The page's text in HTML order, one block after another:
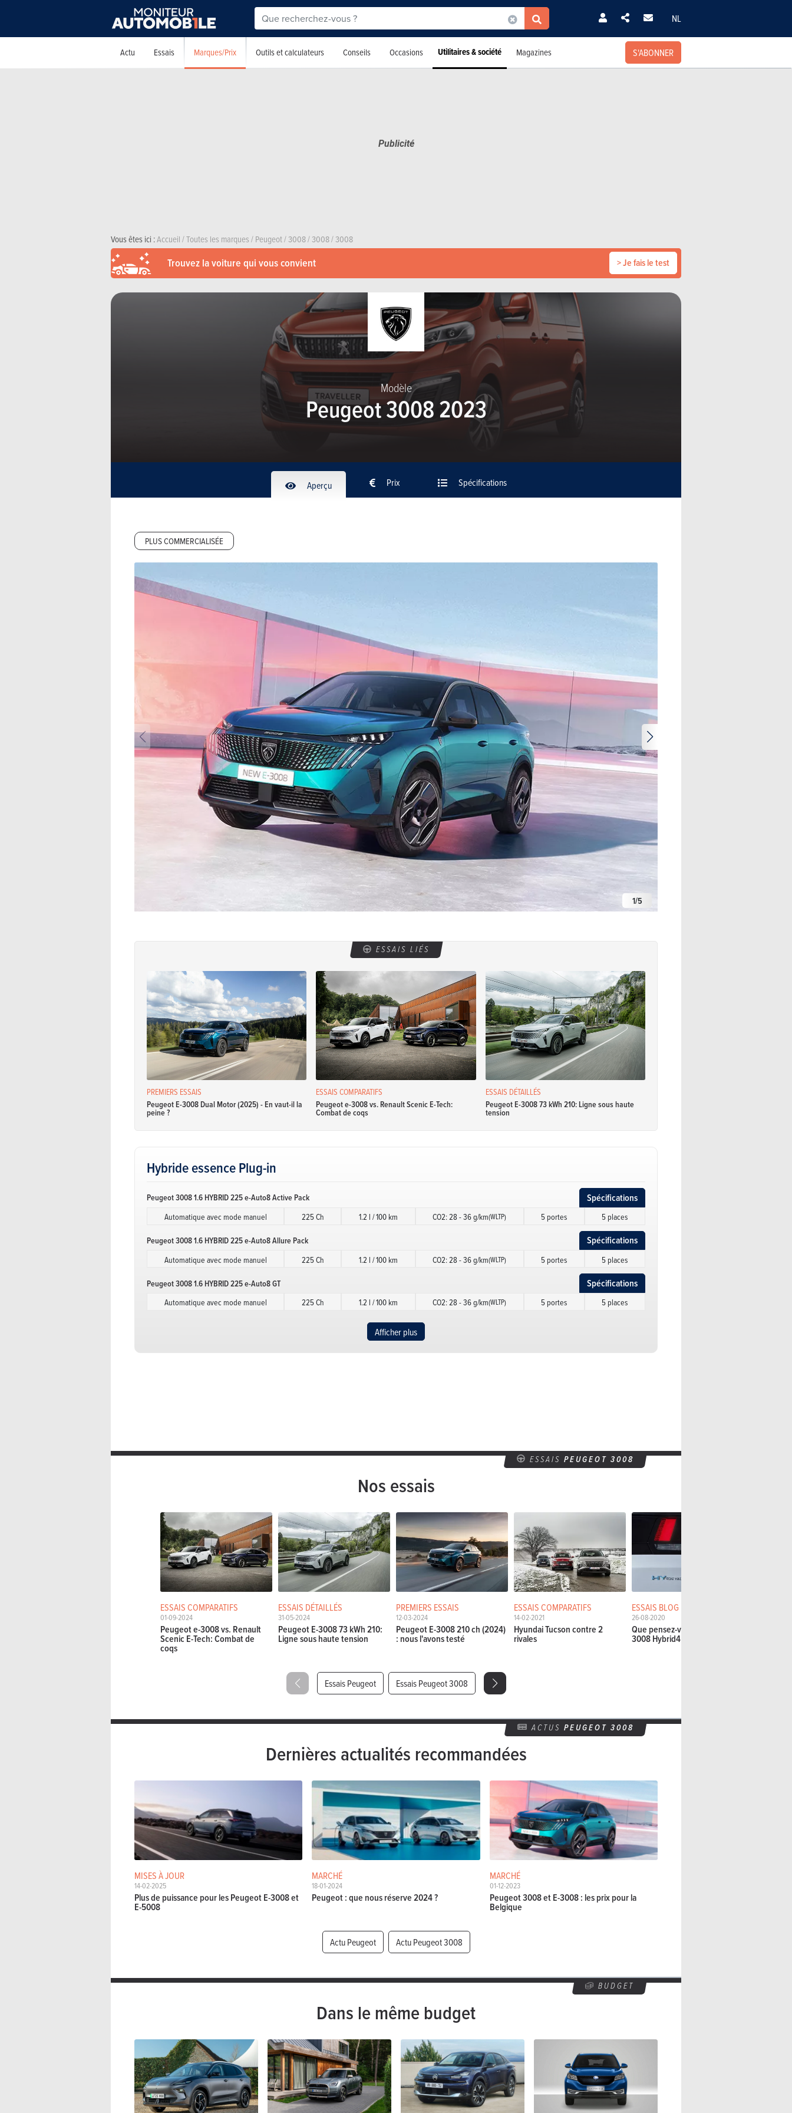
NL
Actu Essais Marques/Prix Outils et calculateurs Conseils Occasions Utilitaires & société Magazines S'ABONNER
Vous êtes ici :Accueil/Toutes les marques/Peugeot/3008/3008/3008
Trouvez la voiture qui vous convient > Je fais le test
Modèle
Peugeot 3008 2023
Aperçu Prix Spécifications
PLUS COMMERCIALISÉE
1/5
ESSAIS LIÉS
PREMIERS ESSAIS
Peugeot E-3008 Dual Motor (2025) - En vaut-il la
peine ?
ESSAIS COMPARATIFS
Peugeot e-3008 vs. Renault Scenic E-Tech:
Combat de coqs
ESSAIS DÉTAILLÉS
Peugeot E-3008 73 kWh 210: Ligne sous haute
tension
Hybride essence Plug-in
Peugeot 3008 1.6 HYBRID 225 e-Auto8 Active Pack Spécifications
Automatique avec mode manuel 225 Ch 1.2 l / 100 km CO2: 28 - 36 g/km(WLTP) 5 portes 5 places
Peugeot 3008 1.6 HYBRID 225 e-Auto8 Allure Pack Spécifications
Automatique avec mode manuel 225 Ch 1.2 l / 100 km CO2: 28 - 36 g/km(WLTP) 5 portes 5 places
Peugeot 3008 1.6 HYBRID 225 e-Auto8 GT Spécifications
Automatique avec mode manuel 225 Ch 1.2 l / 100 km CO2: 28 - 36 g/km(WLTP) 5 portes 5 places
Afficher plus
ESSAIS PEUGEOT 3008
Nos essais
ESSAIS COMPARATIFS
01-09-2024
Peugeot e-3008 vs. Renault
Scenic E-Tech: Combat de
coqs
ESSAIS DÉTAILLÉS
31-05-2024
Peugeot E-3008 73 kWh 210:
Ligne sous haute tension
PREMIERS ESSAIS
12-03-2024
Peugeot E-3008 210 ch (2024)
: nous l'avons testé
ESSAIS COMPARATIFS
14-02-2021
Hyundai Tucson contre 2
rivales
ESSAIS BLOG
26-08-2020
Que pensez-vous du Peugeot
3008 Hybrid4 300 e-EAT8 ?
Essais Peugeot Essais Peugeot 3008
ACTUS PEUGEOT 3008
Dernières actualités recommandées
MISES À JOUR
14-02-2025
Plus de puissance pour les Peugeot E-3008 et
E-5008
MARCHÉ
18-01-2024
Peugeot : que nous réserve 2024 ?
MARCHÉ
01-12-2023
Peugeot 3008 et E-3008 : les prix pour la
Belgique
Actu Peugeot Actu Peugeot 3008
BUDGET
Dans le même budget